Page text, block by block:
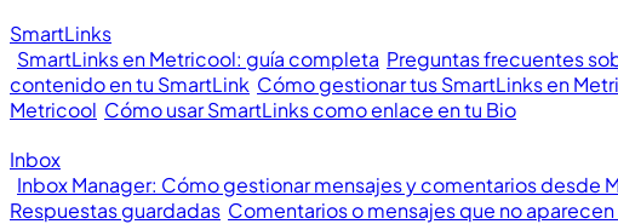
SmartLinks
SmartLinks en Metricool: guía completa Preguntas frecuentes
contenido en tu SmartLink Cómo gestionar tus SmartLinks en
Metricool Cómo usar SmartLinks como enlace en tu Bio
Inbox
Inbox Manager: Cómo gestionar mensajes y comentarios desde
Respuestas guardadas Comentarios o mensajes que no aparecen